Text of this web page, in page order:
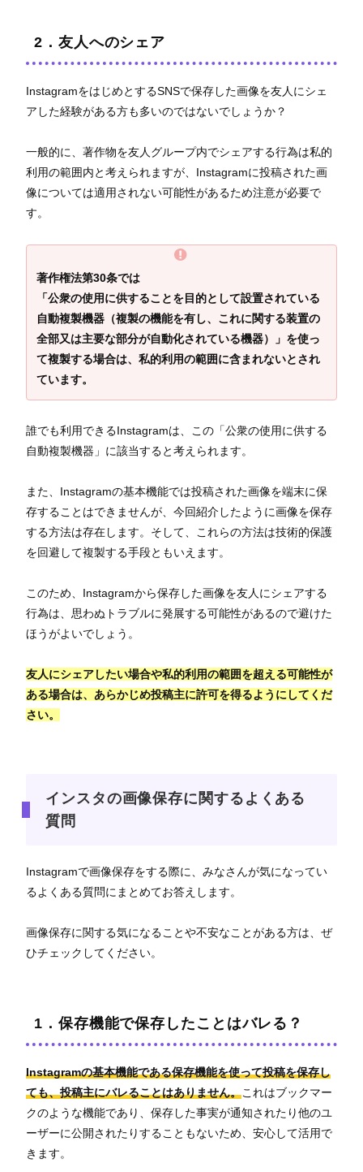
2．友人へのシェア
InstagramをはじめとするSNSで保存した画像を友人にシェ
アした経験がある方も多いのではないでしょうか？
一般的に、著作物を友人グループ内でシェアする行為は私的
利用の範囲内と考えられますが、Instagramに投稿された画
像については適用されない可能性があるため注意が必要で
す。
著作権法第30条では
「公衆の使用に供することを目的として設置されている
自動複製機器（複製の機能を有し、これに関する装置の
全部又は主要な部分が自動化されている機器）」を使っ
て複製する場合は、私的利用の範囲に含まれないとされ
ています。
誰でも利用できるInstagramは、この「公衆の使用に供する
自動複製機器」に該当すると考えられます。
また、Instagramの基本機能では投稿された画像を端末に保
存することはできませんが、今回紹介したように画像を保存
する方法は存在します。そして、これらの方法は技術的保護
を回避して複製する手段ともいえます。
このため、Instagramから保存した画像を友人にシェアする
行為は、思わぬトラブルに発展する可能性があるので避けた
ほうがよいでしょう。
友人にシェアしたい場合や私的利用の範囲を超える可能性が
ある場合は、あらかじめ投稿主に許可を得るようにしてくだ
さい。
インスタの画像保存に関するよくある
質問
Instagramで画像保存をする際に、みなさんが気になってい
るよくある質問にまとめてお答えします。
画像保存に関する気になることや不安なことがある方は、ぜ
ひチェックしてください。
1．保存機能で保存したことはバレる？
Instagramの基本機能である保存機能を使って投稿を保存し
ても、投稿主にバレることはありません。これはブックマー
クのような機能であり、保存した事実が通知されたり他のユ
ーザーに公開されたりすることもないため、安心して活用で
きます。